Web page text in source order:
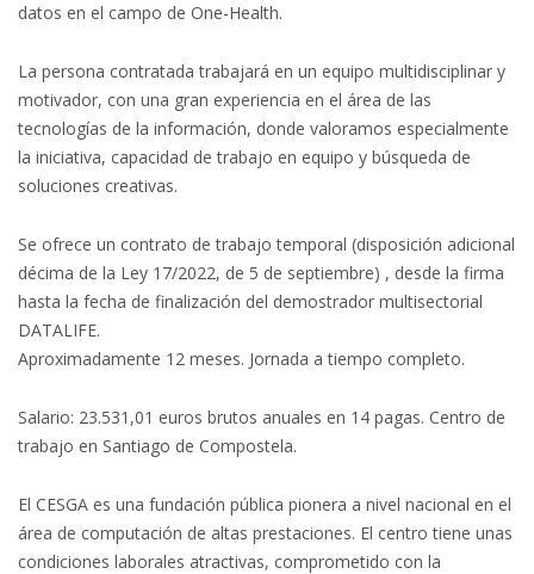
datos en el campo de One-Health.
La persona contratada trabajará en un equipo multidisciplinar y
motivador, con una gran experiencia en el área de las
tecnologías de la información, donde valoramos especialmente
la iniciativa, capacidad de trabajo en equipo y búsqueda de
soluciones creativas.
Se ofrece un contrato de trabajo temporal (disposición adicional
décima de la Ley 17/2022, de 5 de septiembre) , desde la firma
hasta la fecha de finalización del demostrador multisectorial
DATALIFE.
Aproximadamente 12 meses. Jornada a tiempo completo.
Salario: 23.531,01 euros brutos anuales en 14 pagas. Centro de
trabajo en Santiago de Compostela.
El CESGA es una fundación pública pionera a nivel nacional en el
área de computación de altas prestaciones. El centro tiene unas
condiciones laborales atractivas, comprometido con la